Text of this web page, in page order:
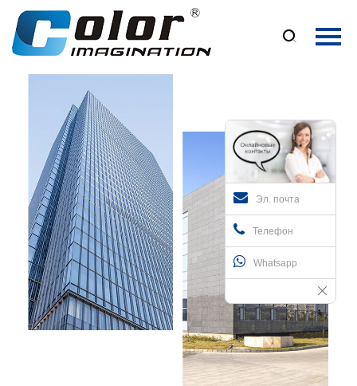

Главная
Продукция
Новости
Контакты
Эл. почта
Телефон
Whatsapp